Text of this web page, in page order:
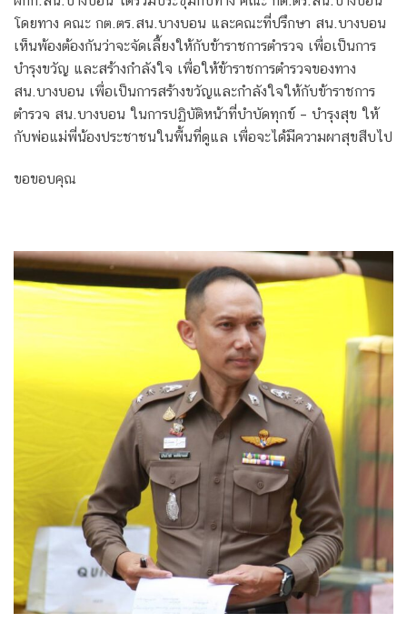
โดยทาง คณะ กต.ตร.สน.บางบอน และคณะที่ปรึกษา สน.บางบอน
เห็นพ้องต้องกันว่าจะจัดเลี้ยงให้กับข้าราชการตำรวจ เพื่อเป็นการ
บำรุงขวัญ และสร้างกำลังใจ เพื่อให้ข้าราชการตำรวจของทาง
สน.บางบอน เพื่อเป็นการสร้างขวัญและกำลังใจให้กับข้าราชการ
ตำรวจ สน.บางบอน ในการปฏิบัติหน้าที่บำบัดทุกข์ – บำรุงสุข ให้
กับพ่อแม่พี่น้องประชาชนในพื้นที่ดูแล เพื่อจะได้มีความผาสุขสืบไป
ขอขอบคุณ